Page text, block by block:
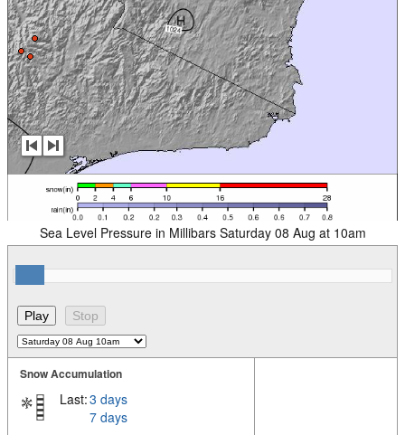
Sea Level Pressure in Millibars Saturday 08 Aug at 10am
Snow Accumulation
Last:3 days
7 days